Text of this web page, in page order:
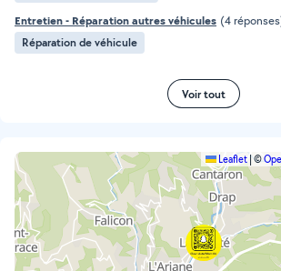
Entretien - Réparation autres véhicules (4
Réparation de véhicule
Voir tout
Leaflet |©